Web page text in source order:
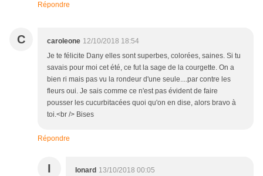
Répondre
C caroleone 12/10/2018 18:54
Je te félicite Dany elles sont superbes, colorées, saines. Si tu
savais pour moi cet été, ce fut la sage de la courgette. On a
bien ri mais pas vu la rondeur d'une seule....par contre les
fleurs oui. Je sais comme ce n'est pas évident de faire
pousser les cucurbitacées quoi qu'on en dise, alors bravo à
toi.<br /> Bises
Répondre
I Ionard 13/10/2018 00:05